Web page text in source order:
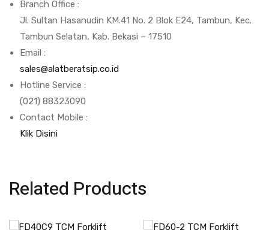
Branch Office :
Jl. Sultan Hasanudin KM.41 No. 2 Blok E24, Tambun, Kec.
Tambun Selatan, Kab. Bekasi – 17510
Email :
sales@alatberatsip.co.id
Hotline Service :
(021) 88323090
Contact Mobile :
Klik Disini
Related Products